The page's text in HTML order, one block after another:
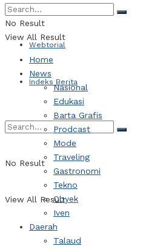
Video
Webtorial
Indeks Berita
No Result
View All Result
No Result
View All Result
Home
News
Nasional
Edukasi
Barta Grafis
Prodcast
Mode
Traveling
Gastronomi
Tekno
Obyek
Iven
Daerah
Talaud